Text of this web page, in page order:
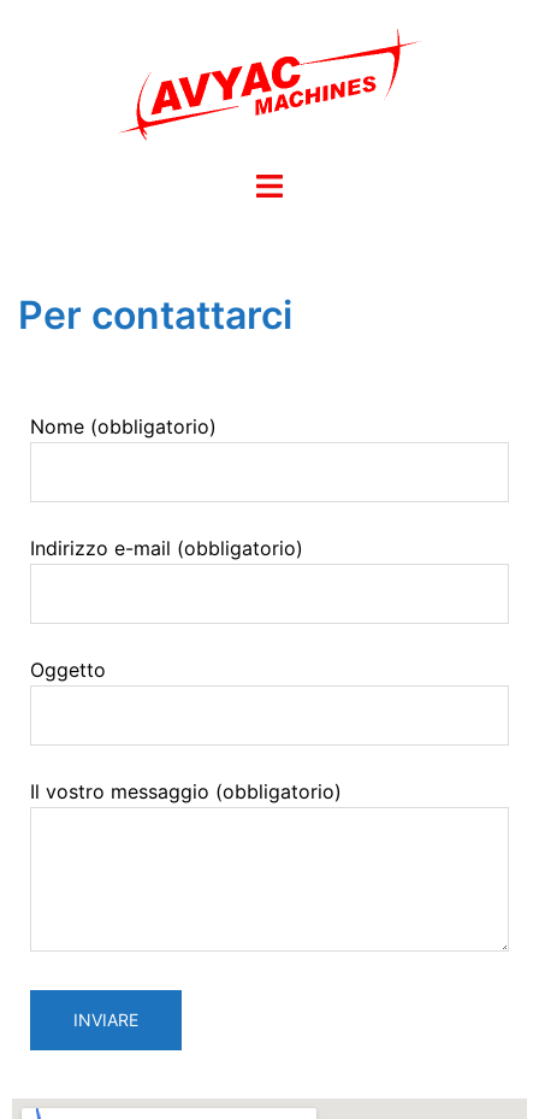
Per contattarci
Nome (obbligatorio)
Indirizzo e-mail (obbligatorio)
Oggetto
Il vostro messaggio (obbligatorio)